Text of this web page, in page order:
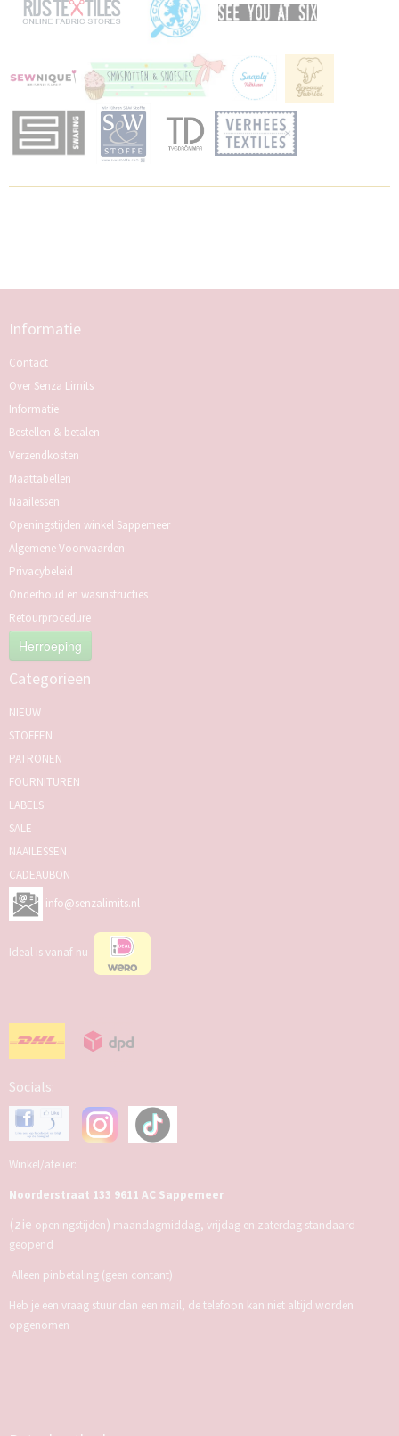
Informatie
Contact
Over Senza Limits
Informatie
Bestellen & betalen
Verzendkosten
Maattabellen
Naailessen
Openingstijden winkel Sappemeer
Algemene Voorwaarden
Privacybeleid
Onderhoud en wasinstructies
Retourprocedure
Herroeping
Categorieën
NIEUW
STOFFEN
PATRONEN
FOURNITUREN
LABELS
SALE
NAAILESSEN
CADEAUBON
info@senzalimits.nl
Ideal is vanaf nu
Socials:
Winkel/atelier:
Noorderstraat 133 9611 AC Sappemeer
(zie openingstijden) maandagmiddag, vrijdag en zaterdag standaard
geopend
Alleen pinbetaling (geen contant)
Heb je een vraag stuur dan een mail, de telefoon kan niet altijd worden
opgenomen